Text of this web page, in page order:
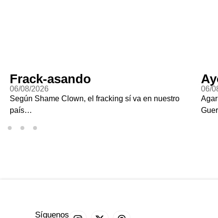
Frack-asando
06/08/2026
Según Shame Clown, el fracking sí va en nuestro
país…
06/
Síguenos